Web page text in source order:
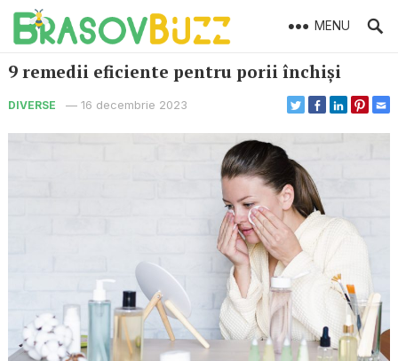
MENU
9 remedii eficiente pentru porii închiși
DIVERSE — 16 decembrie 2023